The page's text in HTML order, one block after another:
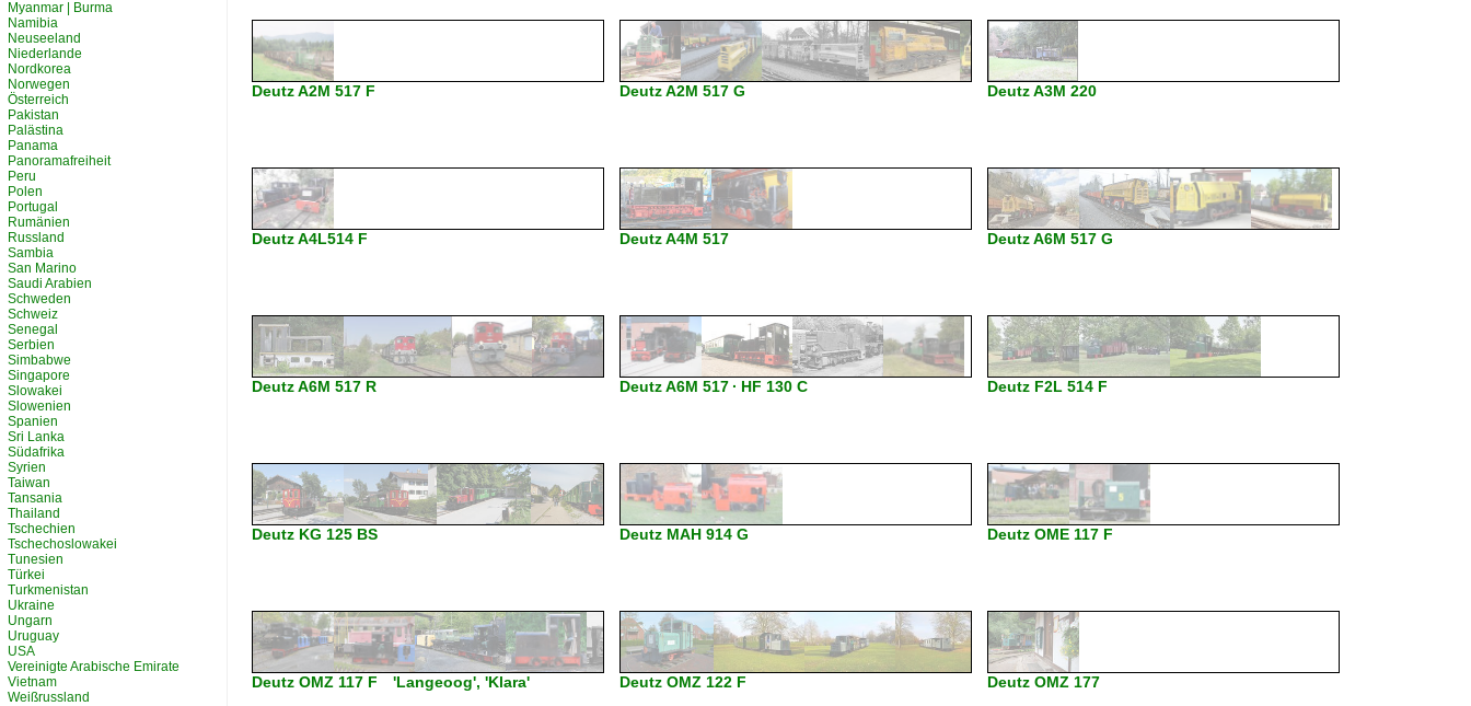
Deutz A2M 517 F Deutz A2M 517 G Deutz A3M 220
Deutz A4L514 F Deutz A4M 517 Deutz A6M 517 G
Deutz A6M 517 R Deutz A6M 517 · HF 130 C Deutz F2L 514 F
Deutz KG 125 BS Deutz MAH 914 G Deutz OME 117 F
Deutz OMZ 117 F 'Langeoog', 'Klara' Deutz OMZ 122 F Deutz OMZ 177
Myanmar | Burma
Namibia
Neuseeland
Niederlande
Nordkorea
Norwegen
Österreich
Pakistan
Palästina
Panama
Panoramafreiheit
Peru
Polen
Portugal
Rumänien
Russland
Sambia
San Marino
Saudi Arabien
Schweden
Schweiz
Senegal
Serbien
Simbabwe
Singapore
Slowakei
Slowenien
Spanien
Sri Lanka
Südafrika
Syrien
Taiwan
Tansania
Thailand
Tschechien
Tschechoslowakei
Tunesien
Türkei
Turkmenistan
Ukraine
Ungarn
Uruguay
USA
Vereinigte Arabische Emirate
Vietnam
Weißrussland